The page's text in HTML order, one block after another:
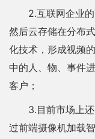
2.互联网企业
然后云存储在分布
化技术，形成视频
中的人、物、事件
客户；
3.目前市场上
过前端摄像机加载